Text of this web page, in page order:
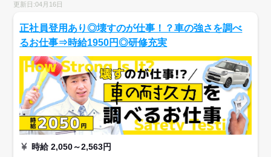
更新日:04月16日
正社員登用あり◎壊すのが仕事！？車の強さを調べ
るお仕事⇒時給1950円◎研修充実
時給 2,050～2,563円